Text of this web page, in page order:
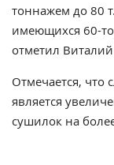
тоннажем до 80
имеющихся 60-
отметил
Отмечается,
является
сушилок на